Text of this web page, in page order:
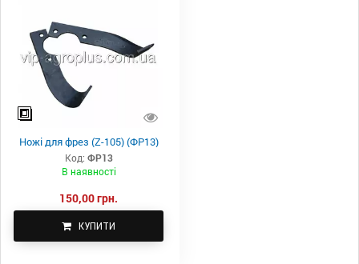
Ножі для фрез (Z-105) (ФР13)
Код: ФР13
В наявності
150,00 грн.
КУПИТИ